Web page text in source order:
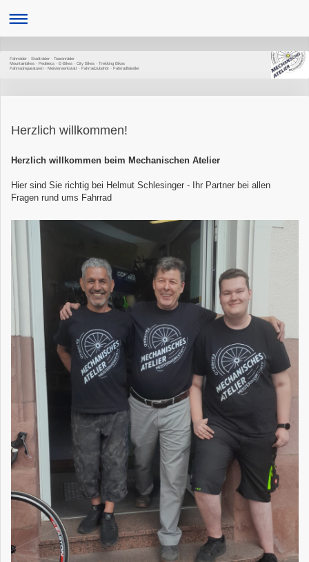
Fahrräder · Stadträder · Tourenräder
Mountainbikes · Pedelecs · E-Bikes · City Bikes · Trekking Bikes
Fahrradreparaturen · Meisterwer­kstatt · Fahrradzubehör · Fahrradhändler
Herzlich willkommen!
Herzlich willkommen beim Mechanischen Atelier
Hier sind Sie richtig bei Helmut Schlesinger - Ihr Partner bei allen
Fragen rund ums Fahrrad